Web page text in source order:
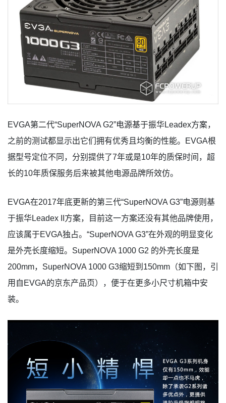
EVGA第二代“SuperNOVA G2”电源基于振华Leadex方案，
之前的测试都显示出它们拥有优秀且均衡的性能。EVGA根
据型号定位不同，分别提供了7年或是10年的质保时间，超
长的10年质保服务后来被其他电源品牌所效仿。
EVGA在2017年底更新的第三代“SuperNOVA G3”电源则基
于振华Leadex II方案，目前这一方案还没有其他品牌使用，
应该属于EVGA独占。“SuperNOVA G3”在外观的明显变化
是外壳长度缩短。SuperNOVA 1000 G2 的外壳长度是
200mm，SuperNOVA 1000 G3缩短到150mm（如下图，引
用自EVGA的京东产品页），便于在更多小尺寸机箱中安
装。